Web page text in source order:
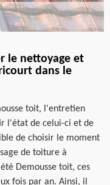
le nettoyage et
dans le
toit, l'entretien
l'état de celui-ci et de
de choisir le moment
de toiture à
Demousse toit, ces
fois par an. Ainsi, il